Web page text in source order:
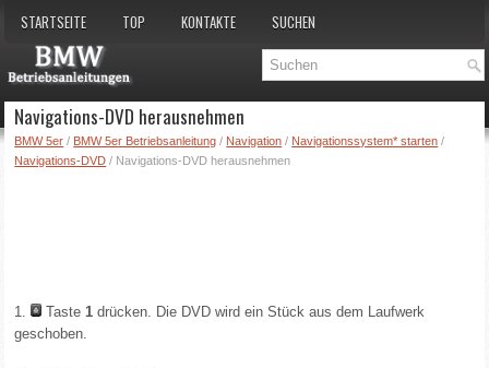
STARTSEITE TOP KONTAKTE SUCHEN
Navigations-DVD herausnehmen
BMW 5er / BMW 5er Betriebsanleitung / Navigation / Navigationssystem* starten /
Navigations-DVD / Navigations-DVD herausnehmen
1. Taste1drücken. Die DVD wird ein Stück aus dem Laufwerk
geschoben.